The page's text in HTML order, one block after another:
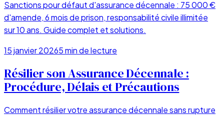
Sanctions pour défaut d'assurance décennale : 75 000 €
d'amende, 6 mois de prison, responsabilité civile illimitée
sur 10 ans. Guide complet et solutions.
15 janvier 20265min de lecture
Résilier son Assurance Décennale :
Procédure, Délais et Précautions
Comment résilier votre assurance décennale sans rupture